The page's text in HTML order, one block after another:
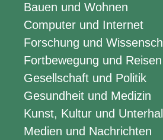
Bauen und Wohnen
Computer und Internet
Forschung und
Fortbewegung und Reisen
Gesellschaft und Politik
Gesundheit und Medizin
Kunst, Kultur und
Medien und Nachrichten